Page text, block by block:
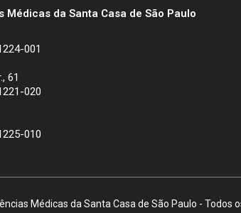
Médicas da Santa Casa de São Paulo
001
61
020
010
Médicas da Santa Casa de São Paulo - Todos